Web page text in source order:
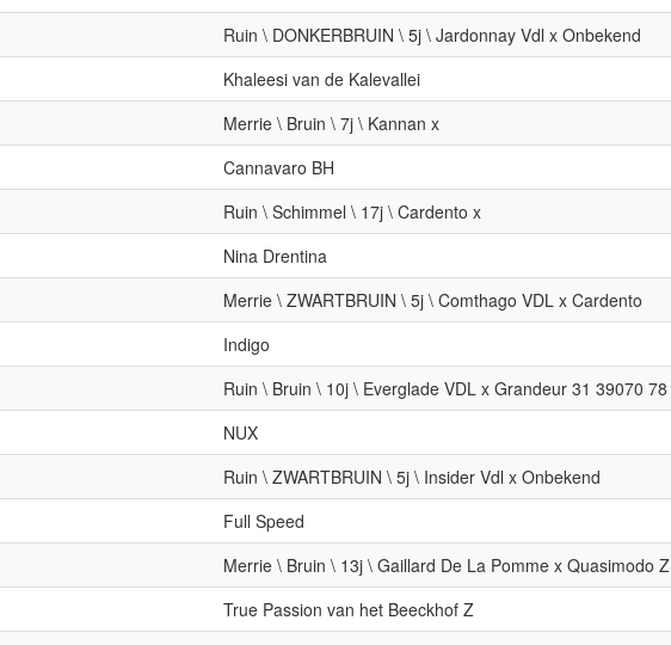
Ruin \ DONKERBRUIN \ 5j \ Jardonnay Vdl x Onbekend
Khaleesi van de Kalevallei
Merrie \ Bruin \ 7j \ Kannan x
Cannavaro BH
Ruin \ Schimmel \ 17j \ Cardento x
Nina Drentina
Merrie \ ZWARTBRUIN \ 5j \ Comthago VDL x Cardento
Indigo
Ruin \ Bruin \ 10j \ Everglade VDL x Grandeur 31 39070 78
NUX
Ruin \ ZWARTBRUIN \ 5j \ Insider Vdl x Onbekend
Full Speed
Merrie \ Bruin \ 13j \ Gaillard De La Pomme x Quasimodo Z
True Passion van het Beeckhof Z